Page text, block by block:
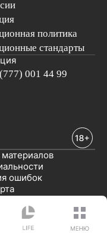
политика
стандарты
001 44 99
ошибок